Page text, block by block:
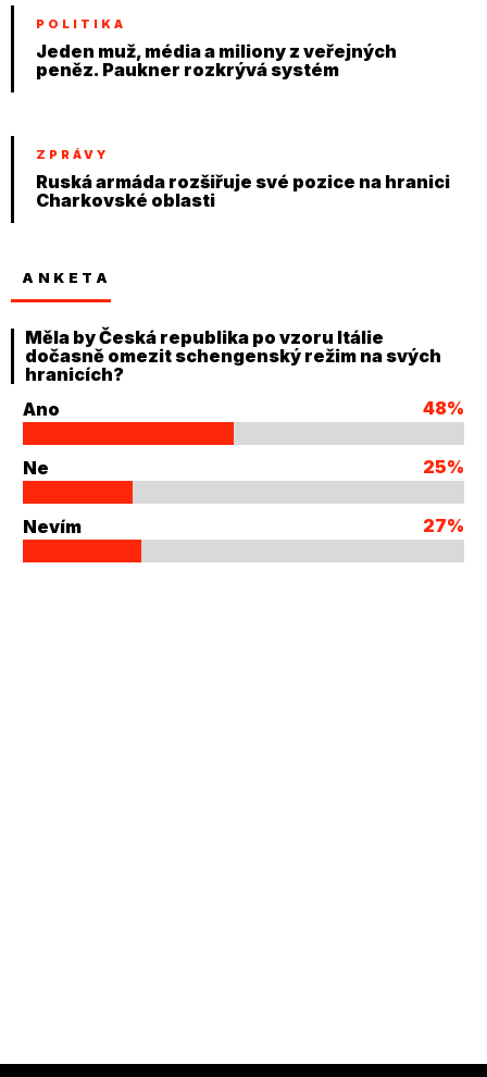
POLITIKA
Jeden muž, média a miliony z veřejných
peněz. Paukner rozkrývá systém
ZPRÁVY
Ruská armáda rozšiřuje své pozice na hranici
Charkovské oblasti
ANKETA
Měla by Česká republika po vzoru Itálie
dočasně omezit schengenský režim na svých
hranicích?
Ano
48%
Ne 25%
Nevím 27%